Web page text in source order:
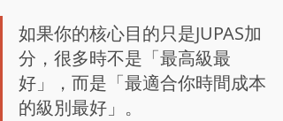
如果你的核心目的只是JUPAS加
分，很多時不是「最高級最
好」，而是「最適合你時間成本
的級別最好」。